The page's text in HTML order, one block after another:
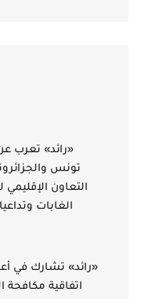
«رائد» تعرب
تونس
التعاون الإقليمي
الغابات
«رائد» تشارك في
اتفاقية مكافحة